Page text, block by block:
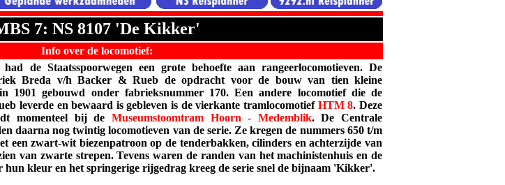
7: NS 8107 'De Kikker'
Info over de locomotief:
de Staatsspoorwegen een grote behoefte aan rangeerlocomotieven. De
Breda v/h Backer & Rueb de opdracht voor de bouw van tien kleine
1901 gebouwd onder fabrieksnummer 170. Een andere locomotief die de
leverde en bewaard is gebleven is de vierkante tramlocomotief HTM 8. Deze
momenteel bij de Museumstoomtram Hoorn - Medemblik. De Centrale
daarna nog twintig locomotieven van de serie. Ze kregen de nummers 650 t/m
een zwart-wit biezenpatroon op de tenderbakken, cilinders en achterzijde van
van zwarte strepen. Tevens waren de randen van het machinistenhuis en de
hun kleur en het springerige rijgedrag kreeg de serie snel de bijnaam 'Kikker'.